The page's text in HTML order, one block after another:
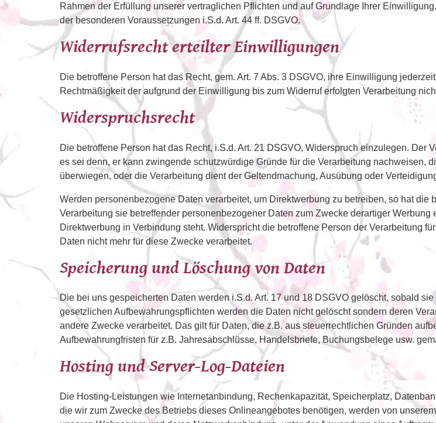
Rahmen der Erfüllung unserer vertraglichen Pflichten und auf Grundlage Ihrer
der besonderen Voraussetzungen i.S.d. Art. 44 ff. DSGVO.
Widerrufsrecht erteilter Einwilligungen
Die betroffene Person hat das Recht, gem. Art. 7 Abs. 3 DSGVO, ihre Einwilligung
Rechtmäßigkeit der aufgrund der Einwilligung bis zum Widerruf erfolgten Verarbeitung
Widerspruchsrecht
Die betroffene Person hat das Recht, i.S.d. Art. 21 DSGVO, Widerspruch einzulegen. Der
es sei denn, er kann zwingende schutzwürdige Gründe für die Verarbeitung nachweisen,
überwiegen, oder die Verarbeitung dient der Geltendmachung, Ausübung oder
Werden personenbezogene Daten verarbeitet, um Direktwerbung zu betreiben, so hat
Verarbeitung sie betreffender personenbezogener Daten zum Zwecke derartiger
Direktwerbung in Verbindung steht. Widerspricht die betroffene Person der Verarbeitung
Daten nicht mehr für diese Zwecke verarbeitet.
Speicherung und Löschung von Daten
Die bei uns gespeicherten Daten werden i.S.d. Art. 17 und 18 DSGVO gelöscht, sobald
gesetzlichen Aufbewahrungspflichten werden die Daten nicht gelöscht sondern deren
andere Zwecke verarbeitet. Das gilt für Daten, die z.B. aus steuerrechtlichen Gründen
Aufbewahrungfristen für z.B. Jahresabschlüsse, Handelsbriefe, Buchungsbelege usw.
Hosting und Server-Log-Dateien
Die Hosting-Leistungen wie Internetanbindung, Rechenkapazität, Speicherplatz,
die wir zum Zwecke des Betriebs dieses Onlineangebotes benötigen, werden von